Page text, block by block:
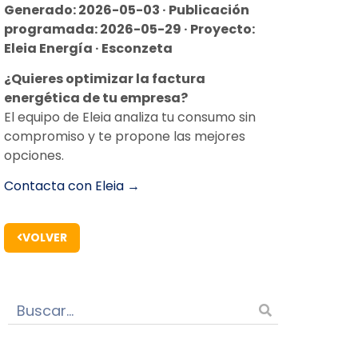
Generado: 2026-05-03 · Publicación
programada: 2026-05-29 · Proyecto:
Eleia Energía · Esconzeta
¿Quieres optimizar la factura
energética de tu empresa?
El equipo de Eleia analiza tu consumo sin
compromiso y te propone las mejores
opciones.
Contacta con Eleia →
VOLVER